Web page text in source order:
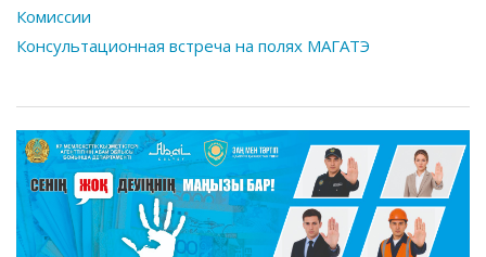
Комиссии
Консультационная встреча на полях МАГАТЭ